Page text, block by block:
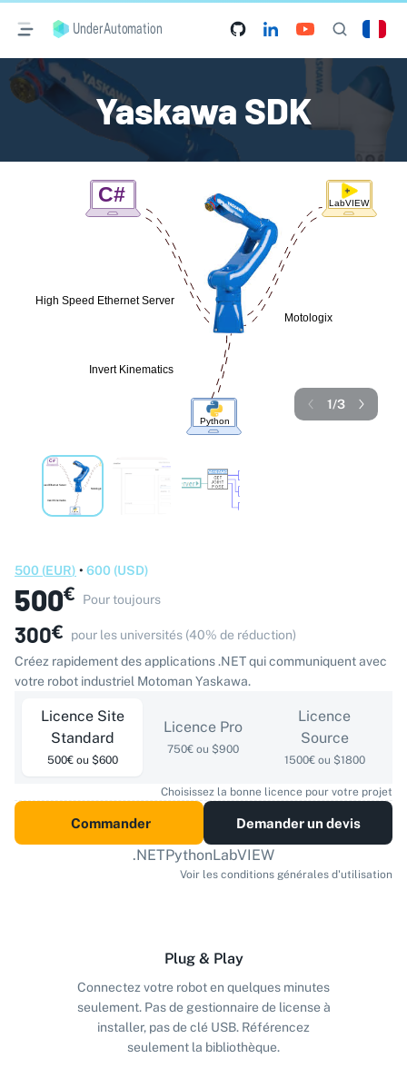
UnderAutomation
Yaskawa SDK
1/3
500 (EUR) • 600 (USD)
500€ Pour toujours
300€
pour les universités (40% de réduction)
Créez rapidement des applications .NET qui communiquent avec
votre robot industriel Motoman Yaskawa.
Licence Site
Standard
500€ ou $600
Licence Pro
750€ ou $900
Licence
Source
1500€ ou $1800
Choisissez la bonne licence pour votre projet
Commander Demander un devis
.NETPythonLabVIEW
Voir les conditions générales d'utilisation
Plug & Play
Connectez votre robot en quelques minutes
seulement. Pas de gestionnaire de license à
installer, pas de clé USB. Référencez
seulement la bibliothèque.